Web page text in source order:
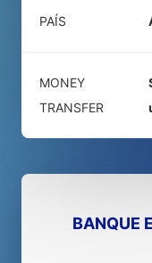
PAÍS
MONEY
TRANSFER
BANQUE